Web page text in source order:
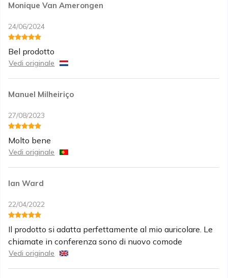
Monique Van Amerongen
24/06/2024
Bel prodotto
Vedi originale
Manuel Milheiriço
27/08/2023
Molto bene
Vedi originale
Ian Ward
22/04/2022
Il prodotto si adatta perfettamente al mio auricolare. Le
chiamate in conferenza sono di nuovo comode
Vedi originale